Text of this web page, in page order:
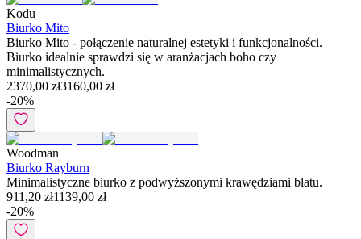
Kodu
Biurko Mito
Biurko Mito - połączenie naturalnej estetyki i funkcjonalności.
Biurko idealnie sprawdzi się w aranżacjach boho czy
minimalistycznych.
2370,00 zł3160,00 zł
-20%
Woodman
Biurko Rayburn
Minimalistyczne biurko z podwyższonymi krawędziami blatu.
911,20 zł1139,00 zł
-20%